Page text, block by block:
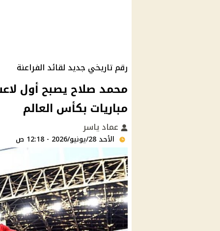
رقم تاريخي جديد لقائد الفراعنة
مباريات بكأس العالم
عماد ياسر
الأحد 28/يونيو/2026 - 12:18 ص